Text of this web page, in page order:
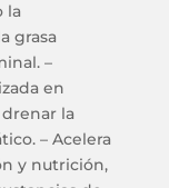
la
grasa
–
en
la
– Acelera
y nutrición,